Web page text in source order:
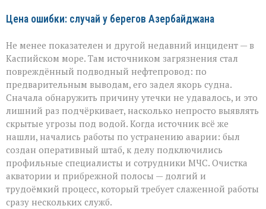
Цена ошибки: случай у берегов Азербайджана
Не менее показателен и другой недавний инцидент — в
Каспийском море. Там источником загрязнения стал
повреждённый подводный нефтепровод: по
предварительным выводам, его задел якорь судна.
Сначала обнаружить причину утечки не удавалось, и это
лишний раз подчёркивает, насколько непросто выявлять
скрытые угрозы под водой. Когда источник всё же
нашли, начались работы по устранению аварии: был
создан оперативный штаб, к делу подключились
профильные специалисты и сотрудники МЧС. Очистка
акватории и прибрежной полосы — долгий и
трудоёмкий процесс, который требует слаженной работы
сразу нескольких служб.